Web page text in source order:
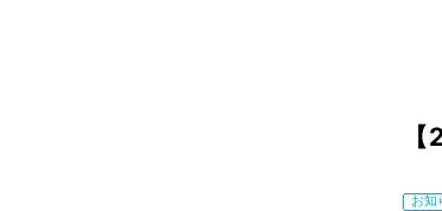
お知